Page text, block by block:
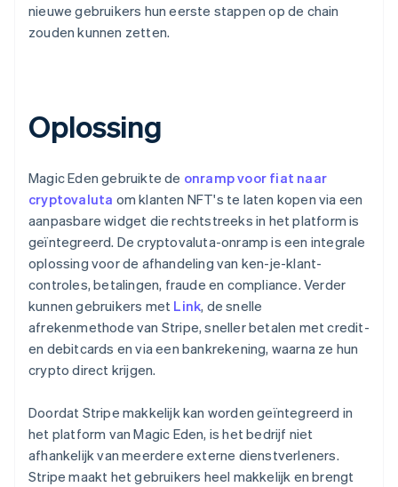
nieuwe gebruikers hun eerste stappen op de chain
zouden kunnen zetten.
Oplossing
Magic Eden gebruikte de onramp voor fiat naar
cryptovaluta om klanten NFT's te laten kopen via een
aanpasbare widget die rechtstreeks in het platform is
geïntegreerd. De cryptovaluta-onramp is een integrale
oplossing voor de afhandeling van ken-je-klant-
controles, betalingen, fraude en compliance. Verder
kunnen gebruikers met Link, de snelle
afrekenmethode van Stripe, sneller betalen met credit-
en debitcards en via een bankrekening, waarna ze hun
crypto direct krijgen.
Doordat Stripe makkelijk kan worden geïntegreerd in
het platform van Magic Eden, is het bedrijf niet
afhankelijk van meerdere externe dienstverleners.
Stripe maakt het gebruikers heel makkelijk en brengt